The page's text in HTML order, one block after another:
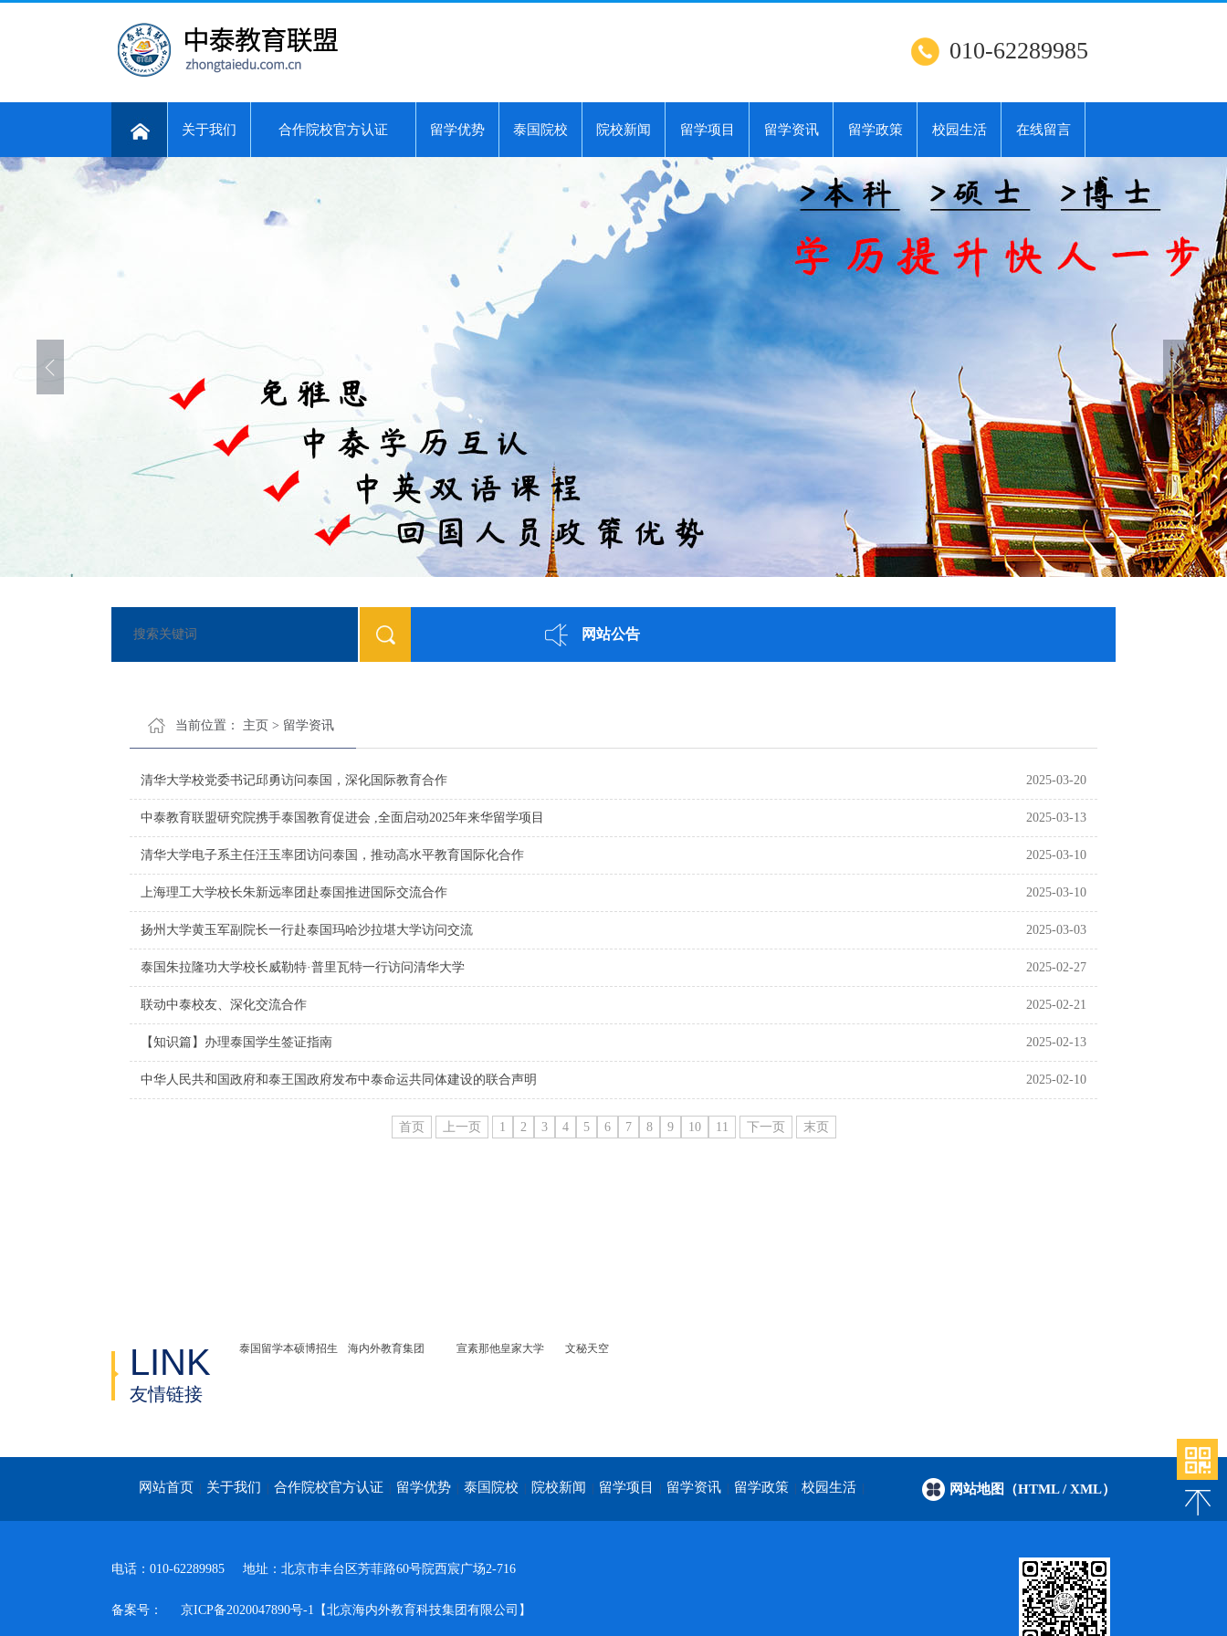
010-62289985
关于我们 合作院校官方认证 留学优势 泰国院校 院校新闻 留学项目 留学资讯 留学政策 校园生活 在线留言
网站公告
当前位置： 主页 > 留学资讯
清华大学校党委书记邱勇访问泰国，深化国际教育合作 2025-03-20
中泰教育联盟研究院携手泰国教育促进会 ,全面启动2025年来华留学项目 2025-03-13
清华大学电子系主任汪玉率团访问泰国，推动高水平教育国际化合作 2025-03-10
上海理工大学校长朱新远率团赴泰国推进国际交流合作 2025-03-10
扬州大学黄玉军副院长一行赴泰国玛哈沙拉堪大学访问交流 2025-03-03
泰国朱拉隆功大学校长威勒特·普里瓦特一行访问清华大学 2025-02-27
联动中泰校友、深化交流合作 2025-02-21
【知识篇】办理泰国学生签证指南 2025-02-13
中华人民共和国政府和泰王国政府发布中泰命运共同体建设的联合声明 2025-02-10
首页 上一页 1 2 3 4 5 6 7 8 9 10 11 下一页 末页
LINK
友情链接
泰国留学本硕博招生 海内外教育集团 宣素那他皇家大学 文秘天空
网站首页 关于我们 合作院校官方认证 留学优势 泰国院校 院校新闻 留学项目 留学资讯 留学政策 校园生活 网站地图（HTML/ XML）
电话：010-62289985 地址：北京市丰台区芳菲路60号院西宸广场2-716
备案号： 京ICP备2020047890号-1【北京海内外教育科技集团有限公司】